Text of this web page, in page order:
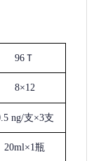
96Ｔ
8×12
ng/支×3支
20ml×1瓶